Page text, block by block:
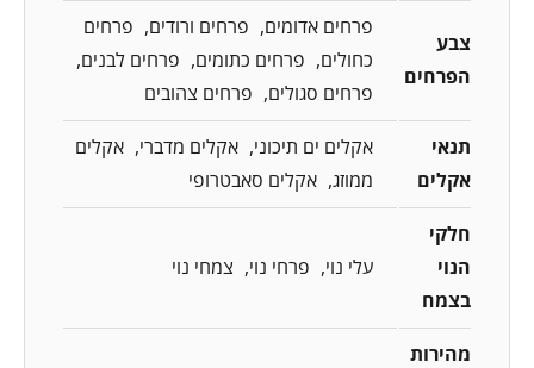
צבע
הפרחים
פרחים אדומים פרחים ורודים
פרחים
כחולים
פרחים כתומים
פרחים לבנים
פרחים סגולים
פרחים צהובים
תנאי
אקלים
אקלים ים תיכוני אקלים מדברי
אקלים
ממוזג אקלים סאבטרופי
חלקי
הנוי
בצמח
עלי נוי פרחי נוי צמחי נוי
מהירות